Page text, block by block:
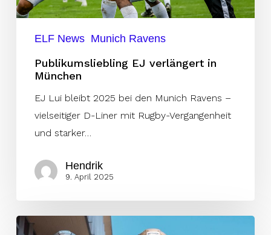
ELF News Munich Ravens
Publikumsliebling EJ verlängert in
München
EJ Lui bleibt 2025 bei den Munich Ravens –
vielseitiger D-Liner mit Rugby-Vergangenheit
und starker…
Hendrik
9. April 2025
Die